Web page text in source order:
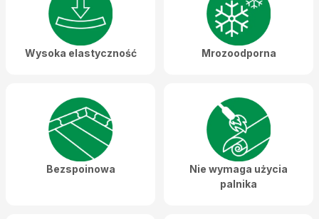
Wysoka elastyczność Mrozoodporna
Bezspoinowa
Nie wymaga użycia
palnika